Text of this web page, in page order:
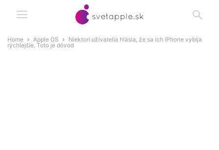
Home Apple OS
Niektorí užívatelia hlásia, že sa ich iPhone vybíja
rýchlejšie. Toto je dôvod